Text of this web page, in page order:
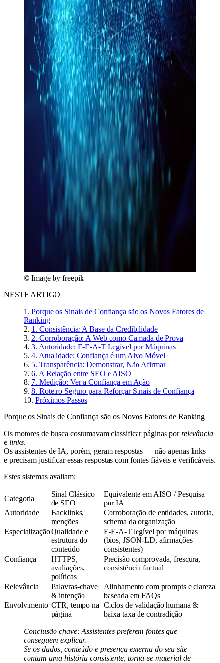
© Image by freepik
NESTE ARTIGO
Porque os Sinais de Confiança são os Novos Fatores de
Ranking
1. Consistência: A Base da Credibilidade
2. Corroboração: A Web como Camada de Prova
3. Autoridade: E-E-A-T Legível por Máquinas
4. Atualidade: Confiança é um Alvo Móvel
5. Transparência: Demonstrar, Não Afirmar
6. A Relação entre SEO e AISO
7. Medição: Ver a Confiança em Ação
8. Roteiro Seguro para Reforçar Sinais de Confiança
Próximos Passos
Porque os Sinais de Confiança são os Novos Fatores de Ranking
Os motores de busca costumavam classificar páginas porrelevância
e links.
Os assistentes de IA, porém, geram respostas — não apenas links —
e precisam justificar essas respostas com fontes fiáveis e verificáveis.
Estes sistemas avaliam:
Categoria
Sinal Clássico
de SEO
Equivalente em AISO / Pesquisa
por IA
Autoridade
Backlinks,
menções
Corroboração de entidades, autoria,
schema da organização
EspecializaçãoQualidade e
estrutura do
conteúdo
E-E-A-T legível por máquinas
(bios, JSON-LD, afirmações
consistentes)
Confiança
HTTPS,
avaliações,
políticas
Precisão comprovada, frescura,
consistência factual
Relevância
Palavras-chave
& intenção
Alinhamento com prompts e clareza
baseada em FAQs
Envolvimento CTR, tempo na
página
Ciclos de validação humana &
baixa taxa de contradição
Conclusão chave: Assistentes preferem fontes que
conseguem explicar.
Se os dados, conteúdo e presença externa do seu site
contam uma história consistente, torna-se material de